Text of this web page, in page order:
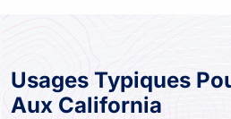
Usages Typiques
Aux California